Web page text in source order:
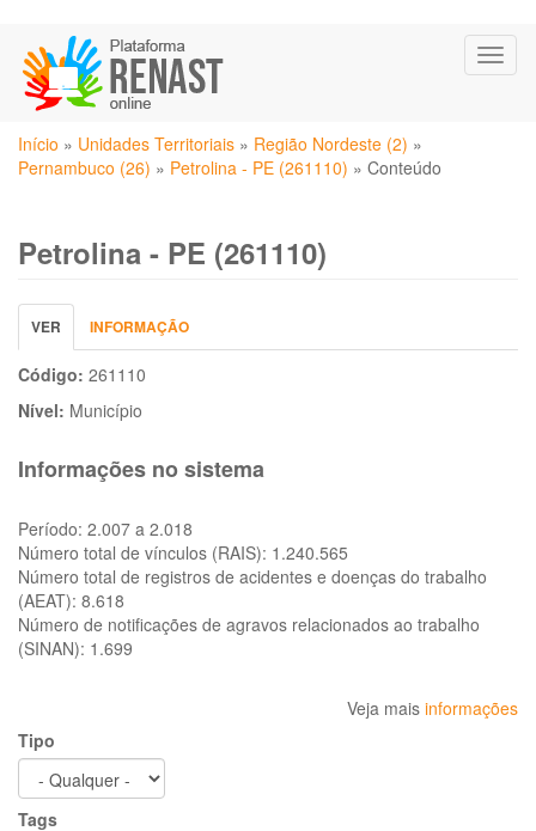
para
conteúdo
principal
Você
está
Início » Unidades Territoriais » Região Nordeste (2) »
Pernambuco (26) » Petrolina - PE (261110) » Conteúdo
Petrolina - PE (261110)
Abas
primárias
VER (ABA
ATIVA)
INFORMAÇÃO
Código: 261110
Nível: Município
Informações no sistema
Período: 2.007 a 2.018
Número total de vínculos (RAIS): 1.240.565
Número total de registros de acidentes e doenças do trabalho
(AEAT): 8.618
Número de notificações de agravos relacionados ao trabalho
(SINAN): 1.699
Veja mais informações
Tipo
Tags